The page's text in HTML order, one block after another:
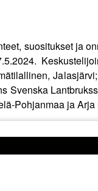
suositukset ja
Svenska
Pohjanmaa ja